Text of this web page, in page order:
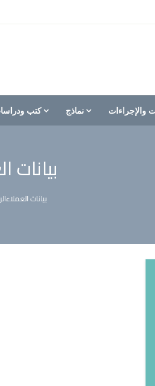
والإجراءات نماذج كتب
بيانات
بيانات العملاء